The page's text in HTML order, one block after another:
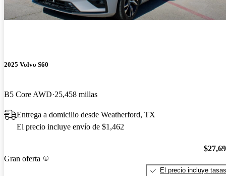
2025 Volvo S60
B5 Core AWD 25,458 millas
Entrega a domicilio desde Weatherford, TX
El precio incluye envío de $1,462
Gran oferta
El precio incluye tasas